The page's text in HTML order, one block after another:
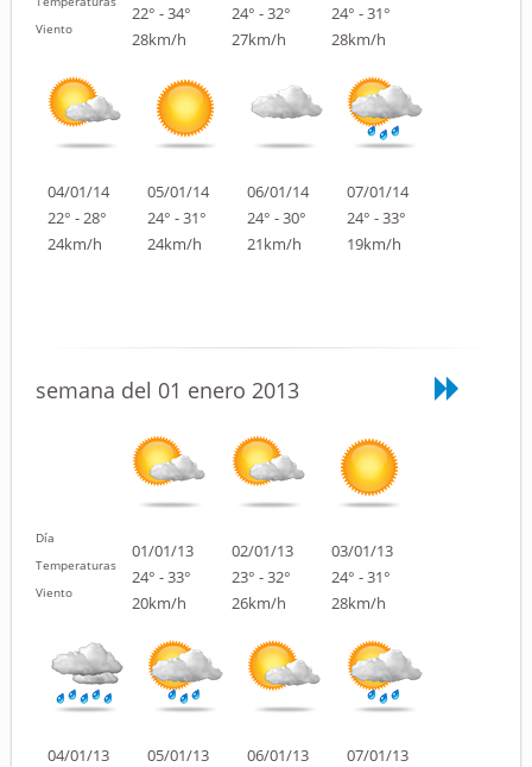
Viento
22° - 34°
28km/h
24° - 32°
27km/h
24° - 31°
28km/h
04/01/14
22° - 28°
24km/h
05/01/14
24° - 31°
24km/h
06/01/14
24° - 30°
21km/h
07/01/14
24° - 33°
19km/h
semana del 01 enero 2013
Día
Temperaturas
Viento
01/01/13
24° - 33°
20km/h
02/01/13
23° - 32°
26km/h
03/01/13
24° - 31°
28km/h
04/01/13
05/01/13
06/01/13
07/01/13